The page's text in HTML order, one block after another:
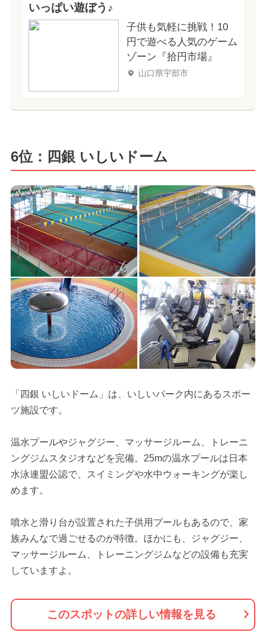
いっぱい遊ぼう♪
子供も気軽に挑戦！10
円で遊べる人気のゲーム
ゾーン『拾円市場』
山口県宇部市
6位：四銀 いしいドーム
「四銀 いしいドーム」は、いしいパーク内にあるスポー
ツ施設です。
温水プールやジャグジー、マッサージルーム、トレーニ
ングジムスタジオなどを完備。25mの温水プールは日本
水泳連盟公認で、スイミングや水中ウォーキングが楽し
めます。
噴水と滑り台が設置された子供用プールもあるので、家
族みんなで過ごせるのが特徴。ほかにも、ジャグジー、
マッサージルーム、トレーニングジムなどの設備も充実
していますよ。
このスポットの詳しい情報を見る